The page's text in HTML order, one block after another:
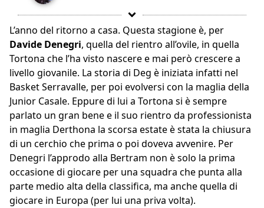
L’anno del ritorno a casa. Questa stagione è, per
Davide Denegri, quella del rientro all’ovile, in quella
Tortona che l’ha visto nascere e mai però crescere a
livello giovanile. La storia di Deg è iniziata infatti nel
Basket Serravalle, per poi evolversi con la maglia della
Junior Casale. Eppure di lui a Tortona si è sempre
parlato un gran bene e il suo rientro da professionista
in maglia Derthona la scorsa estate è stata la chiusura
di un cerchio che prima o poi doveva avvenire. Per
Denegri l’approdo alla Bertram non è solo la prima
occasione di giocare per una squadra che punta alla
parte medio alta della classifica, ma anche quella di
giocare in Europa (per lui una priva volta).